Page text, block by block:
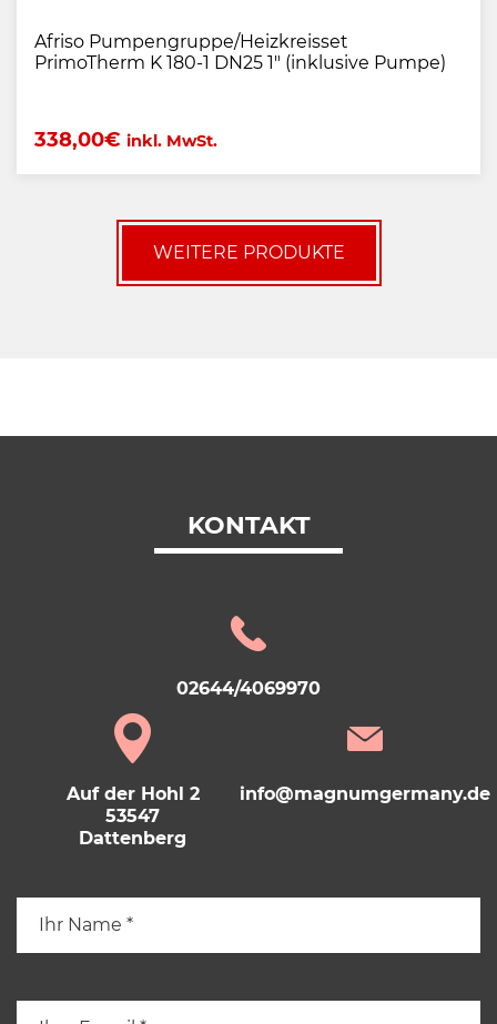
Afriso Pumpengruppe/Heizkreisset
PrimoTherm K 180-1 DN25 1" (inklusive Pumpe)
338,00€ inkl. MwSt.
WEITERE PRODUKTE
KONTAKT
02644/4069970
Auf der Hohl 2
53547
Dattenberg
info@magnumgermany.de